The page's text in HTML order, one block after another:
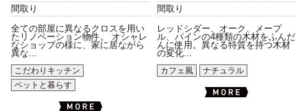
間取り
全ての部屋に異なるクロスを用い
たリノベーション物件。 オシャレ
なショップの様に、家に居ながら
異な...
こだわりキッチン
ペットと暮らす
間取り
レッドシダー、オーク、メープ
ル、パインの4種類の木材をふんだ
んに使用。異なる特質を持つ木材
の変化...
カフェ風
ナチュラル